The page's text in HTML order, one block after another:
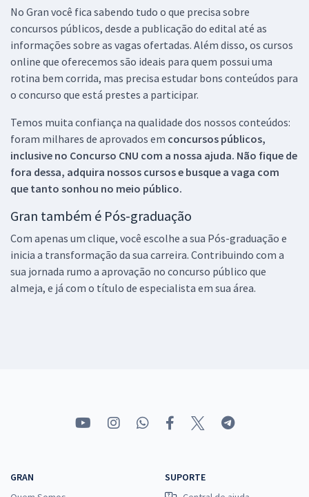
No Gran você fica sabendo tudo o que precisa sobre
concursos públicos, desde a publicação do edital até as
informações sobre as vagas ofertadas. Além disso, os cursos
online que oferecemos são ideais para quem possui uma
rotina bem corrida, mas precisa estudar bons conteúdos para
o concurso que está prestes a participar.
Temos muita confiança na qualidade dos nossos conteúdos:
foram milhares de aprovados em concursos públicos,
inclusive no Concurso CNU com a nossa ajuda. Não fique de
fora dessa, adquira nossos cursos e busque a vaga com
que tanto sonhou no meio público.
Gran também é Pós-graduação
Com apenas um clique, você escolhe a sua Pós-graduação e
inicia a transformação da sua carreira. Contribuindo com a
sua jornada rumo a aprovação no concurso público que
almeja, e já com o título de especialista em sua área.
GRAN
SUPORTE